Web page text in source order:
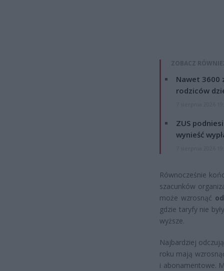
ZOBACZ
Nawet 3600
rodziców
ZUS
wynieść
Równocześnie
szacunków
może wzrosnąć
gdzie taryfy nie
wyższe.
Najbardziej
roku mają
i abonamentowe.